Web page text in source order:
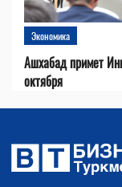
Экономика
Ашхабад примет
октября